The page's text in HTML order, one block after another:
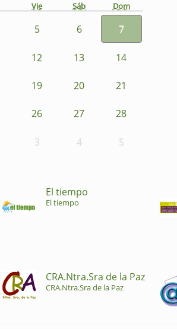
Vie Sáb Dom
5 6 7
12 13 14
19 20 21
26 27 28
3 4 5
El tiempo
El tiempo
CRA.Ntra.Sra de la Paz
CRA.Ntra.Sra de la Paz